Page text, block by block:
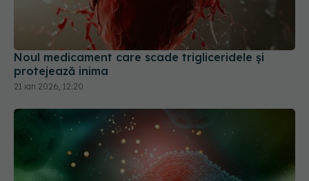
Noul medicament care scade trigliceridele și
protejează inima
21 ian 2026, 12:20